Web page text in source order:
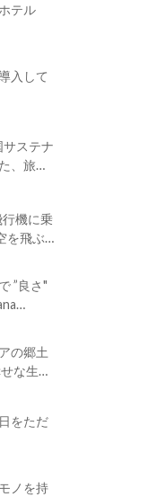
テル
入して
、旅の
機に乗
を飛ぶ
”良さ"
の郷土
な生き
をただ
ノを持